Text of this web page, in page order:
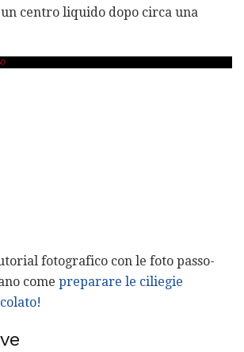
centro liquido dopo circa una
fotografico con le foto passo-
come preparare le ciliegie